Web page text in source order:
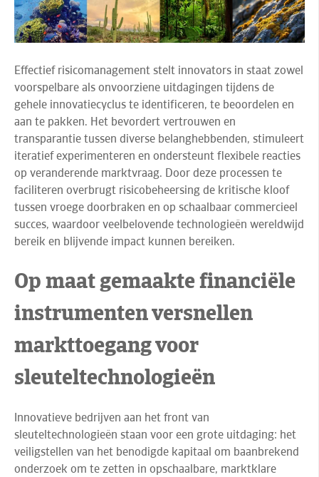
Effectief risicomanagement stelt innovators in staat zowel
voorspelbare als onvoorziene uitdagingen tijdens de
gehele innovatiecyclus te identificeren, te beoordelen en
aan te pakken. Het bevordert vertrouwen en
transparantie tussen diverse belanghebbenden, stimuleert
iteratief experimenteren en ondersteunt flexibele reacties
op veranderende marktvraag. Door deze processen te
faciliteren overbrugt risicobeheersing de kritische kloof
tussen vroege doorbraken en op schaalbaar commercieel
succes, waardoor veelbelovende technologieën wereldwijd
bereik en blijvende impact kunnen bereiken.
Op maat gemaakte financiële
instrumenten versnellen
markttoegang voor
sleuteltechnologieën
Innovatieve bedrijven aan het front van
sleuteltechnologieën staan voor een grote uitdaging: het
veiligstellen van het benodigde kapitaal om baanbrekend
onderzoek om te zetten in opschaalbare, marktklare